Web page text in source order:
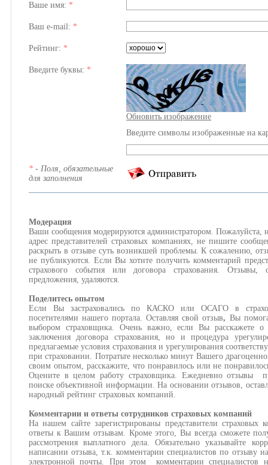
Ваше имя: *
Ваш e-mail: *
Рейтинг: *
Введите буквы: *
Обновить изображение
Введите символы изображенные на
* - Поля, обязательные
для заполнения
Модерация
Ваши сообщения модерируются администратором. Пожалуйста,
адрес представителей страховых компаниях, не пишите
раскрыть в отзыве суть возникшей проблемы. К сожалению,
не публикуются. Если Вы хотите получить комментарий
страхового события или договора страхования.
предложения, удаляются.
Поделитесь опытом
Если Вы застраховались по КАСКО или ОСАГО в
посетителями нашего портала. Оставляя свой отзыв, Вы
выбором страховщика. Очень важно, если Вы расскажете
заключения договора страхования, но и процедура
предлагаемые условия страхования и урегулирования
при страховании. Потратьте несколько минут Вашего
своим опытом, расскажите, что понравилось или не
Оцените в целом работу страховщика. Ежедневно отзывы
поиске объективной информации. На основании отзывов,
народный рейтинг страховых компаний.
Комментарии и ответы сотрудников страховых компаний
На нашем сайте зарегистрированы представители
ответы к Вашим отзывам. Кроме этого, Вы всегда сможете
рассмотрения выплатного дела. Обязательно указывайте
написании отзыва, т.к. комментарии специалистов по отзыву
электронной почты. При этом комментарии специалистов